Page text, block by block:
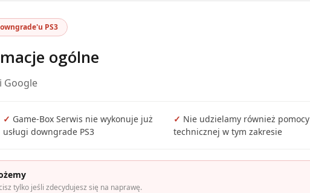
PS3
ogólne
Google
✓ Game-Box Serwis nie wykonuje już
usługi downgrade PS3
✓ Nie udzielamy również pomocy
technicznej w tym zakresie
tylko jeśli zdecydujesz się na naprawę.